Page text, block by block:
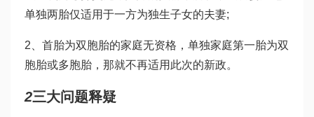
单独两胎仅适用于一方为独生子女的夫妻;
2、首胎为双胞胎的家庭无资格，单独家庭第一胎为双
胞胎或多胞胎，那就不再适用此次的新政。
2三大问题释疑